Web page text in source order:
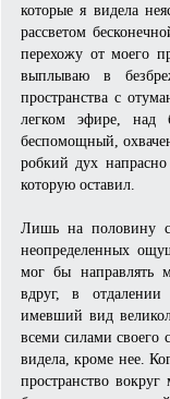
которые я видела
рассветом
перехожу от моего
выплываю в
пространства с
легком эфире, над
беспомощный,
робкий дух напрасно
которую оставил.
Лишь на половину
неопределенных
мог бы направлять
вдруг, в
имевший вид
всеми силами своего
видела, кроме нее.
пространство